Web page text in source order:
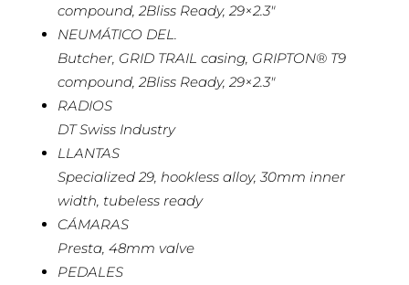
compound, 2Bliss Ready, 29×2.3″
NEUMÁTICO DEL.
Butcher, GRID TRAIL casing, GRIPTON® T9
compound, 2Bliss Ready, 29×2.3″
RADIOS
DT Swiss Industry
LLANTAS
Specialized 29, hookless alloy, 30mm inner
width, tubeless ready
CÁMARAS
Presta, 48mm valve
PEDALES